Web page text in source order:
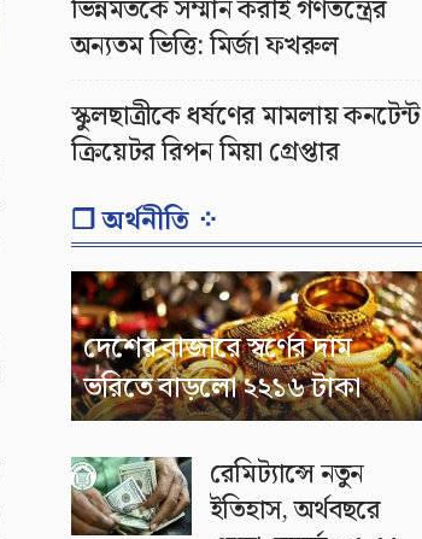
ভিন্নমতকে সম্মান করাই গণতন্ত্রের
অন্যতম ভিত্তি: মির্জা ফখরুল
স্কুলছাত্রীকে ধর্ষণের মামলায় কনটেন্ট
ক্রিয়েটর রিপন মিয়া গ্রেপ্তার
❐ অর্থনীতি ⁘
দেশের বাজারে স্বর্ণের দাম
ভরিতে বাড়লো ২২১৬ টাকা
রেমিট্যান্সে নতুন
ইতিহাস, অর্থবছরে